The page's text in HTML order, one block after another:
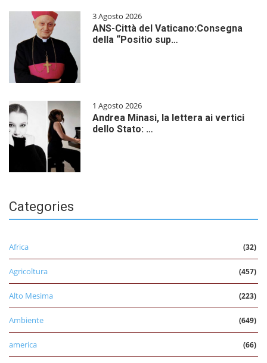
3 Agosto 2026
ANS-Città del Vaticano:Consegna
della “Positio sup…
1 Agosto 2026
Andrea Minasi, la lettera ai vertici
dello Stato: …
Categories
Africa (32)
Agricoltura (457)
Alto Mesima (223)
Ambiente (649)
america (66)